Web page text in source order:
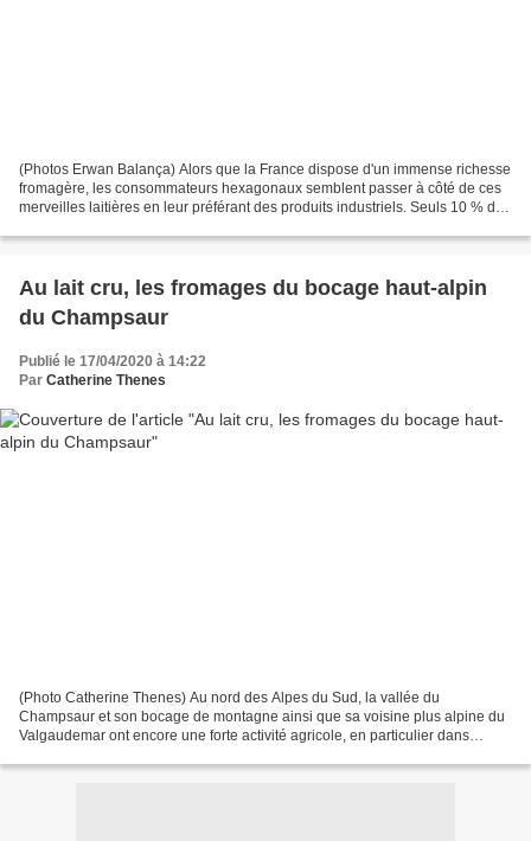
(Photos Erwan Balança) Alors que la France dispose d'un immense richesse
fromagère, les consommateurs hexagonaux semblent passer à côté de ces
merveilles laitières en leur préférant des produits industriels. Seuls 10 % des
Au lait cru, les fromages du bocage haut-alpin
du Champsaur
Publié le 17/04/2020 à 14:22
Par Catherine Thenes
(Photo Catherine Thenes) Au nord des Alpes du Sud, la vallée du
Champsaur et son bocage de montagne ainsi que sa voisine plus alpine du
Valgaudemar ont encore une forte activité agricole, en particulier dans